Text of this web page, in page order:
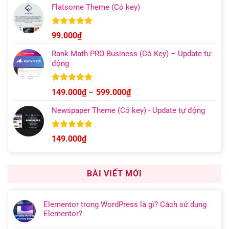
5 sao
Flatsome Theme (Có key)
Được xếp
hạng 4.95
5 sao
99.000₫
Rank Math PRO Business (Có Key) – Update tự
động
Được xếp
hạng5.00
5 sao
149.000₫ – 599.000₫Khoảng
từ
Newspaper Theme (Có key) - Update tự động
Được xếp
hạng 4.92
149.000₫
BÀI VIẾT MỚI
Elementor trong WordPress là gì? Cách sử dụng
Elementor?